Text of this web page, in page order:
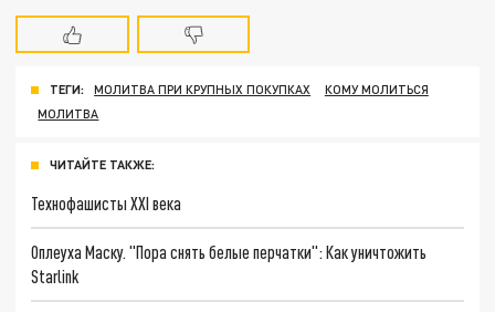
ТЕГИ: МОЛИТВА ПРИ КРУПНЫХ ПОКУПКАХ
КОМУ МОЛИТЬСЯ
МОЛИТВА
ЧИТАЙТЕ ТАКЖЕ:
Технофашисты XXI века
Оплеуха Маску. "Пора снять белые перчатки": Как уничтожить
Starlink